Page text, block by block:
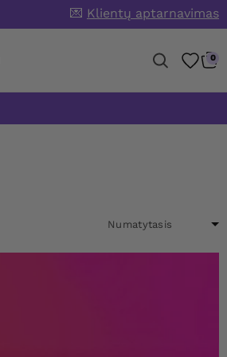
💌 Klientų aptarnavimas
0